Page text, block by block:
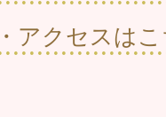
アクセスは